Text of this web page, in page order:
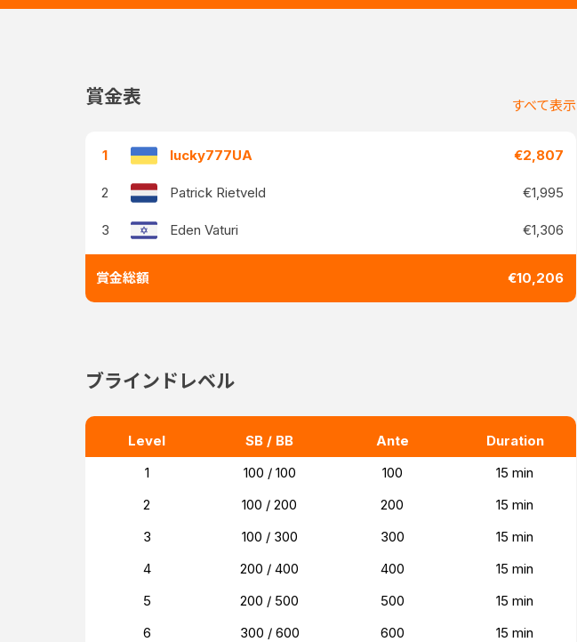
賞金表 すべて表示
1 lucky777UA €2,807
2 Patrick Rietveld €1,995
3 Eden Vaturi €1,306
賞金総額 €10,206
ブラインドレベル
Level SB / BB Ante
Duration
1
100 / 100 100
15 min
2
100 / 200 200
15 min
3
100 / 300 300
15 min
4
200 / 400 400
15 min
5
200 / 500 500
15 min
6
300 / 600 600
15 min